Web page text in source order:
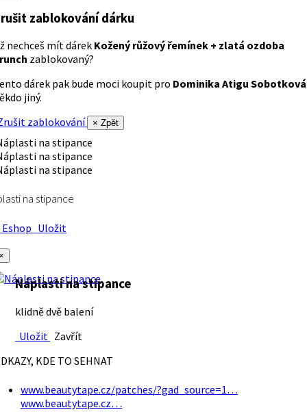
zablokování dárku
nechceš mít dárek Kožený růžový řemínek + zlatá ozdoba
zablokovaný?
dárek pak bude moci koupit pro Dominika Atigu Sobotková
jiný.
zablokování
× Zpět
na stipance
Uložit
Náplasti na stipance
klidně dvě balení
Uložit Zavřít
KDE TO SEHNAT
www.beautytape.cz/patches/?gad_source=1…
www.beautytape.cz…